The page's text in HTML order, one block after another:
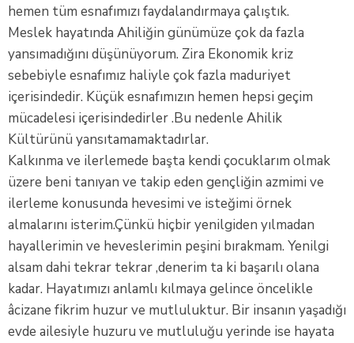
hemen tüm esnafımızı faydalandırmaya çalıştık.
Meslek hayatında Ahiliğin günümüze çok da fazla
yansımadığını düşünüyorum. Zira Ekonomik kriz
sebebiyle esnafımız haliyle çok fazla maduriyet
içerisindedir. Küçük esnafımızın hemen hepsi geçim
mücadelesi içerisindedirler .Bu nedenle Ahilik
Kültürünü yansıtamamaktadırlar.
Kalkınma ve ilerlemede başta kendi çocuklarım olmak
üzere beni tanıyan ve takip eden gençliğin azmimi ve
ilerleme konusunda hevesimi ve isteğimi örnek
almalarını isterim.Çünkü hiçbir yenilgiden yılmadan
hayallerimin ve heveslerimin peşini bırakmam. Yenilgi
alsam dahi tekrar tekrar ,denerim ta ki başarılı olana
kadar. Hayatımızı anlamlı kılmaya gelince öncelikle
âcizane fikrim huzur ve mutluluktur. Bir insanın yaşadığı
evde ailesiyle huzuru ve mutluluğu yerinde ise hayata